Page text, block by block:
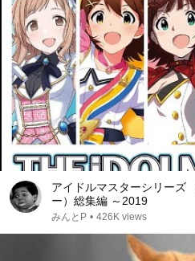
アイドルマスターシリーズ
ー）総集編 ～2019
みんとP • 426K views